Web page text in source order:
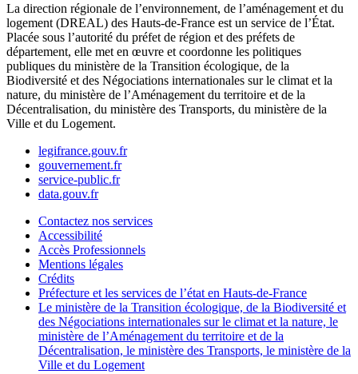
La direction régionale de l’environnement, de l’aménagement et du
logement (DREAL) des Hauts-de-France est un service de l’État.
Placée sous l’autorité du préfet de région et des préfets de
département, elle met en œuvre et coordonne les politiques
publiques du ministère de la Transition écologique, de la
Biodiversité et des Négociations internationales sur le climat et la
nature, du ministère de l’Aménagement du territoire et de la
Décentralisation, du ministère des Transports, du ministère de la
Ville et du Logement.
legifrance.gouv.fr
gouvernement.fr
service-public.fr
data.gouv.fr
Contactez nos services
Accessibilité
Accès Professionnels
Mentions légales
Crédits
Préfecture et les services de l’état en Hauts-de-France
Le ministère de la Transition écologique, de la Biodiversité et
des Négociations internationales sur le climat et la nature, le
ministère de l’Aménagement du territoire et de la
Décentralisation, le ministère des Transports, le ministère de la
Ville et du Logement